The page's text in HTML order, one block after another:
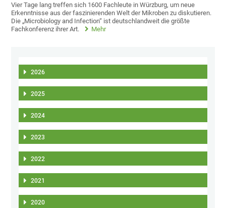
Vier Tage lang treffen sich 1600 Fachleute in Würzburg, um neue
Erkenntnisse aus der faszinierenden Welt der Mikroben zu diskutieren.
Die „Microbiology and Infection“ ist deutschlandweit die größte
Fachkonferenz ihrer Art.
Mehr
2026
2025
2024
2023
2022
2021
2020